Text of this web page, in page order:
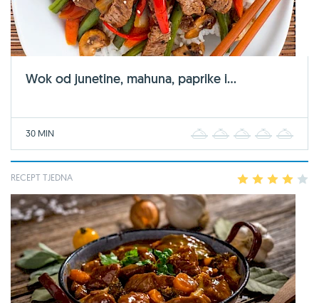
Wok od junetine, mahuna, paprike i...
30 MIN 2 3 4
RECEPT TJEDNA 2 3 4